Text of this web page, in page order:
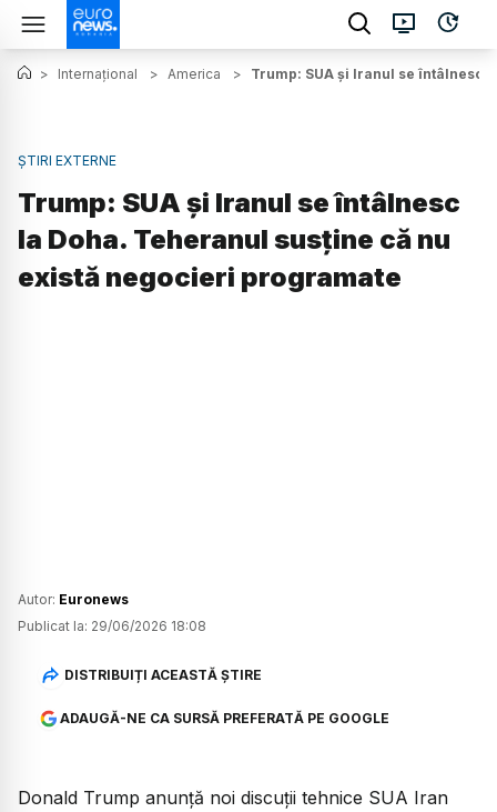
> Internațional > America > Trump: SUA și Iranul se întâlnesc
ȘTIRI EXTERNE
Trump: SUA și Iranul se întâlnesc
la Doha. Teheranul susține că nu
există negocieri programate
Autor: Euronews
Publicat la: 29/06/2026 18:08
DISTRIBUIȚI ACEASTĂ ȘTIRE
ADAUGĂ-NE CA SURSĂ PREFERATĂ PE GOOGLE
Donald Trump anunță noi discuții tehnice SUA Iran